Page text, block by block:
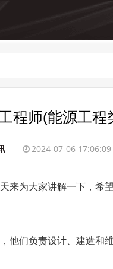
程师(能源工程
2024-07-06 17:06:09
来为大家讲解一下，希
他们负责设计、建造和